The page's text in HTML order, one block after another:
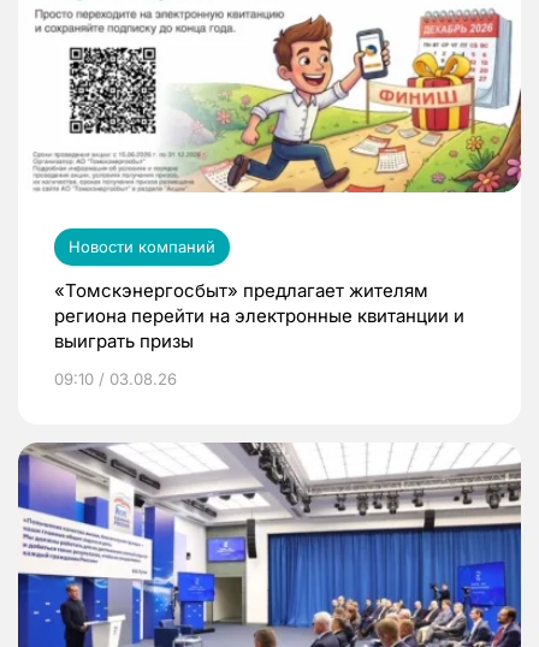
Новости компаний
«Томскэнергосбыт» предлагает жителям
региона перейти на электронные квитанции и
выиграть призы
09:10 / 03.08.26